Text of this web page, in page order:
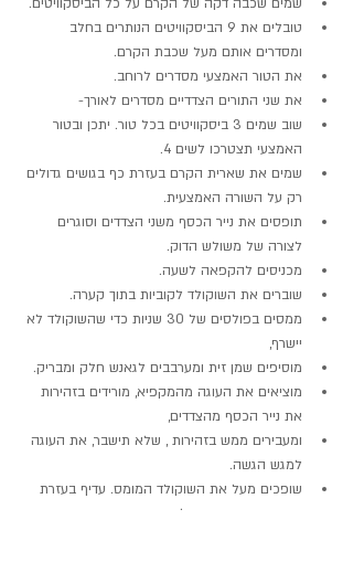
שמים שכבה דקה של הקרם על כל הביסקוויטים.
טובלים את 9 הביסקוויטים הנותרים בחלב
ומסדרים אותם מעל שכבת הקרם.
את הטור האמצעי מסדרים לרוחב.
את שני התורים הצדדיים מסדרים לאורך-
שוב שמים 3 ביסקוויטים בכל טור. יתכן ובטור
האמצעי תצטרכו לשים 4.
שמים את שארית הקרם בעזרת כף בגושים גדולים
רק על השורה האמצעית.
תופסים את נייר הכסף משני הצדדים וסוגרים
לצורה של משולש הדוק.
מכניסים להקפאה לשעה.
שוברים את השוקולד לקוביות בתוך קערה.
ממסים בפולסים של 30 שניות כדי שהשוקולד לא
יישרף,
מוסיפים שמן זית ומערבבים לגאנש חלק ומבריק.
מוציאים את העוגה מהמקפיא, מורידים בזהירות
את נייר הכסף מהצדדים,
ומעבירים ממש בזהירות , שלא תישבר, את העוגה
למגש הגשה.
שופכים מעל את השוקולד המומס. עדיף בעזרת
כף כדי שיכסה את כל הגג.